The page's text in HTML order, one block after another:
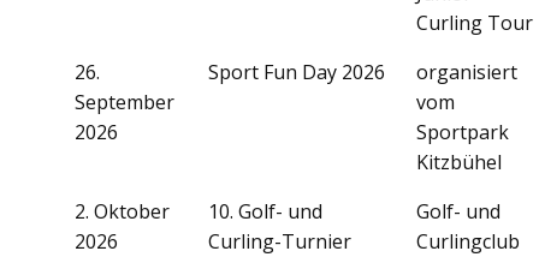
Curling Tour
26.
September
2026
Sport Fun Day 2026
organisiert
vom
Sportpark
Kitzbühel
2. Oktober
2026
10. Golf- und
Curling-Turnier
Golf- und
Curlingclub